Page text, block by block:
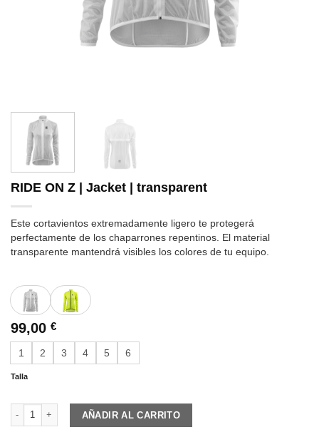
RIDE ON Z | Jacket | transparent
Este cortavientos extremadamente ligero te protegerá
perfectamente de los chaparrones repentinos. El material
transparente mantendrá visibles los colores de tu equipo.
99,00 €
1 2 3 4 5 6
Talla
RIDE ON Z | Jacket | transparent cantidad
AÑADIR AL CARRITO